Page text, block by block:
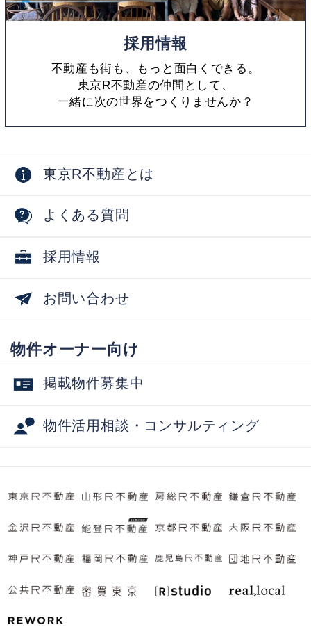
採用情報
不動産も街も、もっと面白くできる。
東京R不動産の仲間として、
一緒に次の世界をつくりませんか？
東京R不動産とは
よくある質問
採用情報
お問い合わせ
物件オーナー向け
掲載物件募集中
物件活用相談・コンサルティング